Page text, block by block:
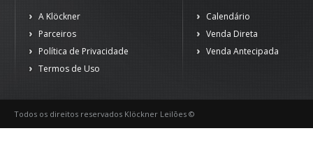
A Klöckner
Parceiros
Política de Privacidade
Termos de Uso
Calendário
Venda Direta
Venda Antecipada
Todos os direitos reservados Klöckner Leilões ©